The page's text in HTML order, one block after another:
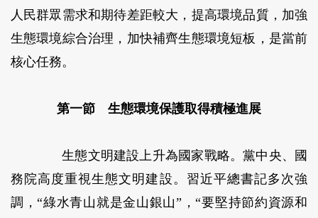
人民群眾需求和期待差距較大，提高環境品質，加強
生態環境綜合治理，加快補齊生態環境短板，是當前
核心任務。
第一節 生態環境保護取得積極進展
生態文明建設上升為國家戰略。黨中央、國
務院高度重視生態文明建設。習近平總書記多次強
調，“綠水青山就是金山銀山”，“要堅持節約資源和